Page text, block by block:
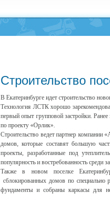
Строительство
В Екатеринбурге идет строительство
Технология ЛСТК хорошо
первый опыт групповой застройки.
по проекту «Орлик».
Строительство ведет партнер
домов, которые составят большую
проекты, разработанные под
популярность и востребованность среди
Также в новом поселке
сблокированных домов по
фундаменты и собраны каркасы для